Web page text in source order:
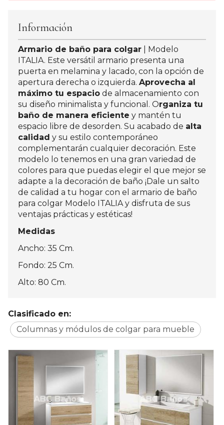
Información
Armario de baño para colgar | Modelo
ITALIA. Este versátil armario presenta una
puerta en melamina y lacado, con la opción de
apertura derecha o izquierda. Aprovecha al
máximo tu espacio de almacenamiento con
su diseño minimalista y funcional. Organiza tu
baño de manera eficiente y mantén tu
espacio libre de desorden. Su acabado de alta
calidad y su estilo contemporáneo
complementarán cualquier decoración. Este
modelo lo tenemos en una gran variedad de
colores para que puedas elegir el que mejor se
adapte a la decoración de baño ¡Dale un salto
de calidad a tu hogar con el armario de baño
para colgar Modelo ITALIA y disfruta de sus
ventajas prácticas y estéticas!
Medidas
Ancho: 35 Cm.
Fondo: 25 Cm.
Alto: 80 Cm.
Clasificado en:
Columnas y módulos de colgar para mueble